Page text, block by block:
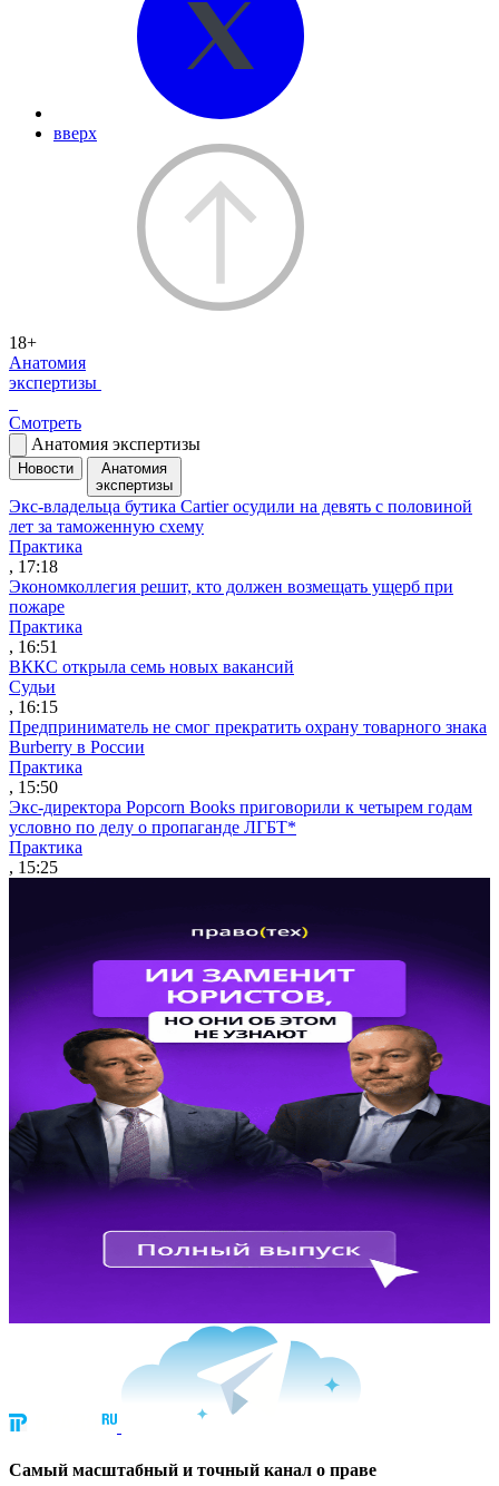
вверх
18+
Анатомия
экспертизы
Смотреть
Анатомия экспертизы
Новости
Анатомия
экспертизы
Экс-владельца бутика Cartier осудили на девять с половиной
лет за таможенную схему
Практика
, 17:18
Экономколлегия решит, кто должен возмещать ущерб при
пожаре
Практика
, 16:51
ВККС открыла семь новых вакансий
Судьи
, 16:15
Предприниматель не смог прекратить охрану товарного знака
Burberry в России
Практика
, 15:50
Экс-директора Popcorn Books приговорили к четырем годам
условно по делу о пропаганде ЛГБТ*
Практика
, 15:25
Cамый масштабный и точный канал о праве